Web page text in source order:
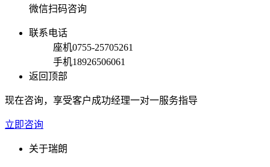
微信扫码咨询
联系电话
座机0755-25705261
手机18926506061
返回顶部
现在咨询，享受客户成功经理一对一服务指导
立即咨询
关于瑞朗